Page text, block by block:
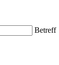
Betreff